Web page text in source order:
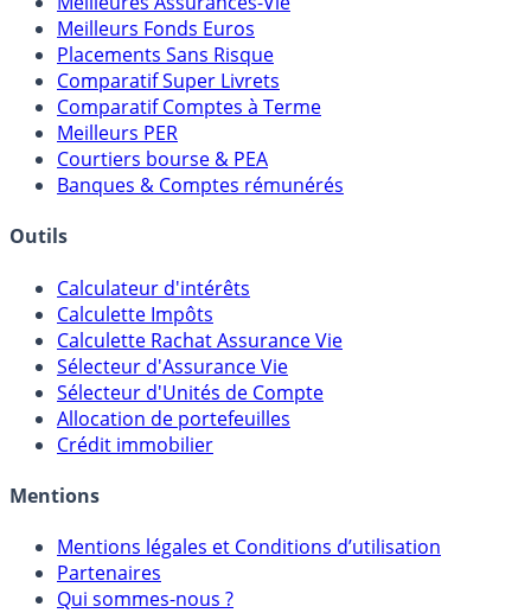
Meilleures Assurances-Vie
Meilleurs Fonds Euros
Placements Sans Risque
Comparatif Super Livrets
Comparatif Comptes à Terme
Meilleurs PER
Banques & Comptes rémunérés
Outils
Calculateur d'intérêts
Calculette Impôts
Calculette Rachat Assurance Vie
Sélecteur d'Assurance Vie
Sélecteur d'Unités de Compte
Crédit immobilier
Mentions
Mentions légales et Conditions d’utilisation